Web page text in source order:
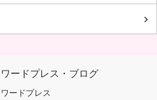
ワードプレス・ブログ
ワードプレス